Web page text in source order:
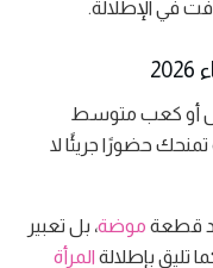
في الإطلالة.
أو كعب متوسط
تمنحك حضورًا جريئًا لا
قطعة موضة، بل تعبير
تليق بإطلالة المرأة